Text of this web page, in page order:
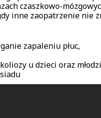
czaszkowo-
inne zaopatrzenie nie
zapaleniu płuc,
u dzieci oraz